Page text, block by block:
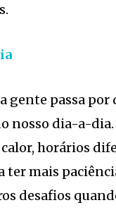
gente passa por
nosso dia-a-
horários
ter mais
desafios